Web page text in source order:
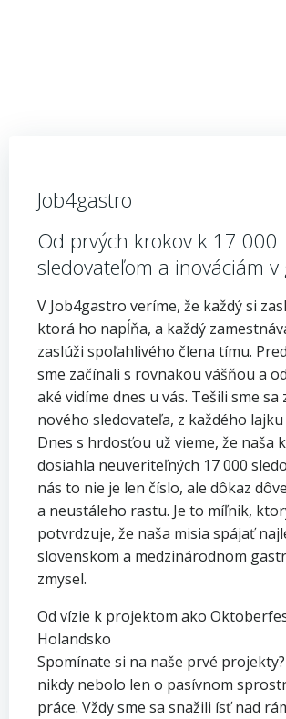
Job4gastro
Od prvých krokov k 17 000
sledovateľom a inováciám v
​V Job4gastro veríme, že každý si
ktorá ho napĺňa, a každý
zaslúži spoľahlivého člena tímu.
sme začínali s rovnakou vášňou a
aké vidíme dnes u vás. Tešili sme sa
nového sledovateľa, z každého lajku
​Dnes s hrdosťou už vieme, že naša
dosiahla neuveriteľných 17 000
nás to nie je len číslo, ale dôkaz
a neustáleho rastu. Je to míľnik,
potvrdzuje, že naša misia spájať
slovenskom a medzinárodnom
zmysel.
Od vízie k projektom ako
Holandsko
​Spomínate si na naše prvé
nikdy nebolo len o pasívnom
práce. Vždy sme sa snažili ísť nad